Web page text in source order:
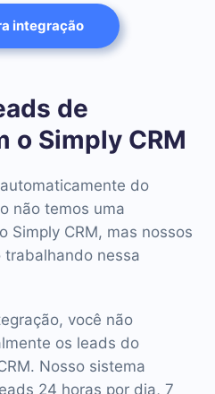
integração
de
o Simply CRM
do
não temos uma
Simply CRM, mas nossos
nessa
você não
os leads do
Nosso sistema
24 horas por dia, 7